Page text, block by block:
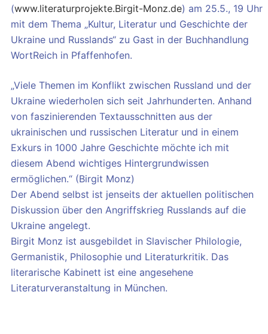
(www.literaturprojekte.Birgit-Monz.de) am 25.5., 19 Uhr
mit dem Thema „Kultur, Literatur und Geschichte der
Ukraine und Russlands“ zu Gast in der Buchhandlung
WortReich in Pfaffenhofen.
„Viele Themen im Konflikt zwischen Russland und der
Ukraine wiederholen sich seit Jahrhunderten. Anhand
von faszinierenden Textausschnitten aus der
ukrainischen und russischen Literatur und in einem
Exkurs in 1000 Jahre Geschichte möchte ich mit
diesem Abend wichtiges Hintergrundwissen
ermöglichen.“ (Birgit Monz)
Der Abend selbst ist jenseits der aktuellen politischen
Diskussion über den Angriffskrieg Russlands auf die
Ukraine angelegt.
Birgit Monz ist ausgebildet in Slavischer Philologie,
Germanistik, Philosophie und Literaturkritik. Das
literarische Kabinett ist eine angesehene
Literaturveranstaltung in München.